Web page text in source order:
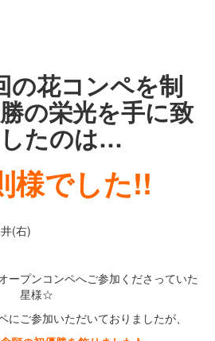
の花コンペを制
の栄光を手に致
たのは…
様でした!!
(右)
ープンコンペへご参加くださっていた
星様☆
にご参加いただいておりましたが、